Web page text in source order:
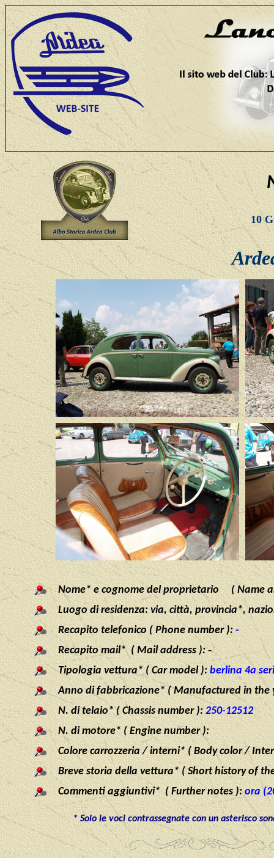
10
Nome* e cognome del proprietario ( Name
Luogo di residenza: via, città, provincia*,
Recapito telefonico ( Phone number ):-
Recapito mail* ( Mail address ):-
Tipologia vettura* ( Car model ): berlina 4a
Anno di fabbricazione* ( Manufactured in the
N. di telaio* ( Chassis number ): 250-12512
N. di motore* ( Engine number ):
Colore carrozzeria / interni* ( Body color /
Breve storia della vettura* ( Short history of
Commenti aggiuntivi* ( Further notes ): ora
* Solo le voci contrassegnate con un asterisco